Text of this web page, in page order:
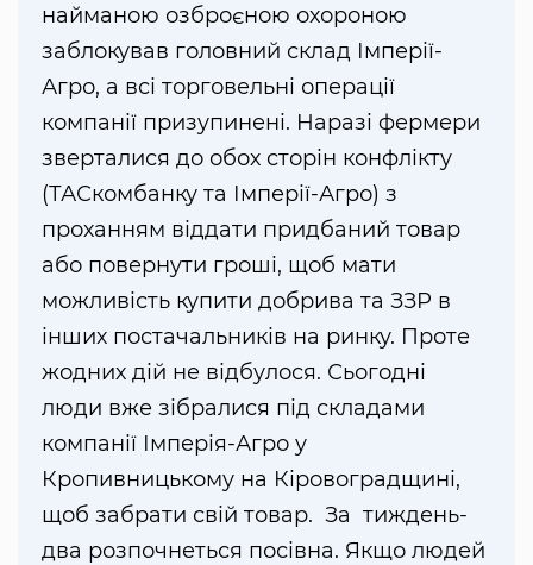
найманою озброєною охороною
заблокував головний склад Імперії-
Агро, а всі торговельні операції
компанії призупинені. Наразі фермери
зверталися до обох сторін конфлікту
(ТАСкомбанку та Імперії-Агро) з
проханням віддати придбаний товар
або повернути гроші, щоб мати
можливість купити добрива та ЗЗР в
інших постачальників на ринку. Проте
жодних дій не відбулося. Сьогодні
люди вже зібралися під складами
компанії Імперія-Агро у
Кропивницькому на Кіровоградщині,
щоб забрати свій товар. За тиждень-
два розпочнеться посівна. Якщо людей